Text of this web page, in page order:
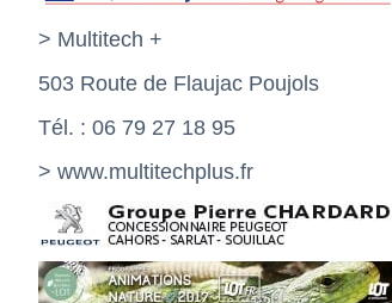
> Multitech +
503 Route de Flaujac Poujols
Tél. : 06 79 27 18 95
> www.multitechplus.fr